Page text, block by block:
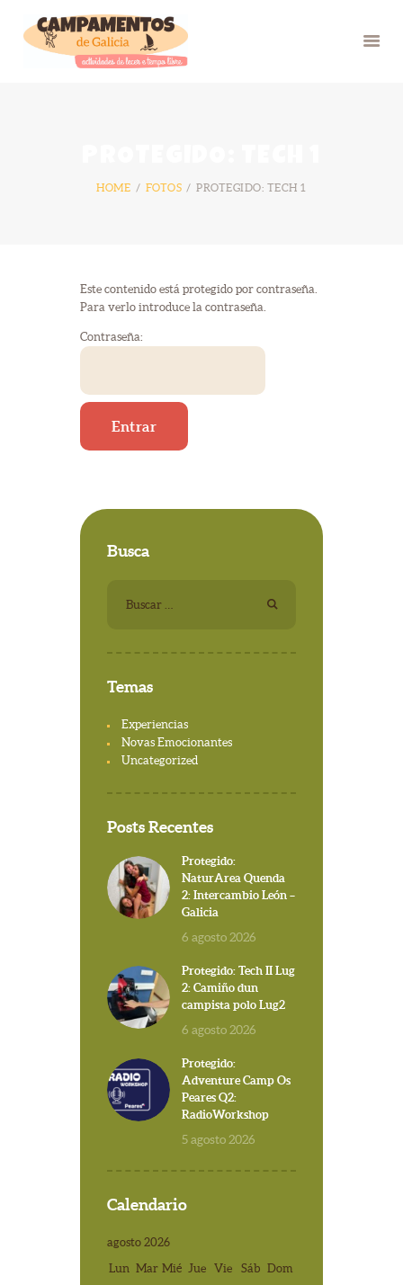
HOME FOTOS PROTEGIDO: TECH 1
NÓS
CONTACTO
Este contenido está protegido por contraseña.
Para verlo introduce la contraseña.
Contraseña:
Busca
Temas
Experiencias
Novas Emocionantes
Uncategorized
Posts Recentes
Protegido:
NaturArea Quenda
2: Intercambio León –
Galicia
6 agosto 2026
Protegido: Tech II Lug
2: Camiño dun
campista polo Lug2
6 agosto 2026
Protegido:
Adventure Camp Os
Peares Q2:
RadioWorkshop
5 agosto 2026
Calendario
agosto 2026
Lun Mar Mié Jue Vie Sáb Dom